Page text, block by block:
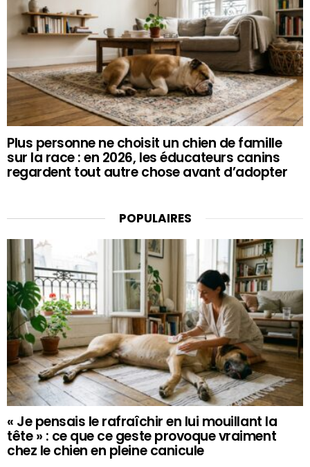
Plus personne ne choisit un chien de famille
sur la race : en 2026, les éducateurs canins
regardent tout autre chose avant d’adopter
POPULAIRES
« Je pensais le rafraîchir en lui mouillant la
tête » : ce que ce geste provoque vraiment
chez le chien en pleine canicule